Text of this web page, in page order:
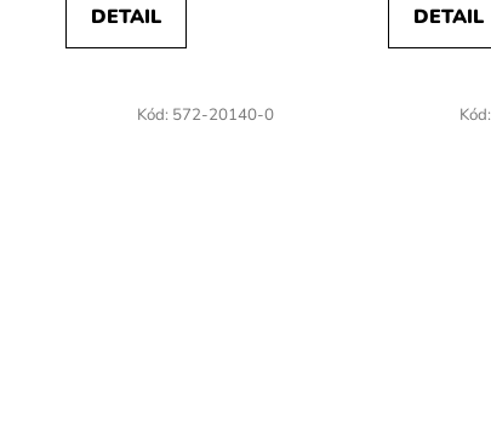
DETAIL DETAIL
Kód: 572-20140-0 Kód: